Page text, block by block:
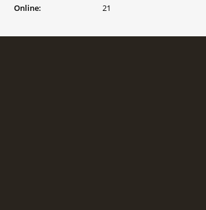
Online: 21